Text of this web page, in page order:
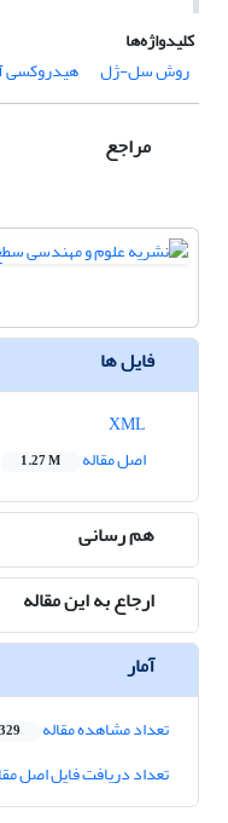
کلیدواژه‌ها
روش سل-ژل
هیدروکسی
مراجع
فایل ها
اصل مقاله
1.27 M
هم رسانی
ارجاع به این مقاله
آمار
تعداد مشاهده مقاله 329
تعداد دریافت فایل اصل